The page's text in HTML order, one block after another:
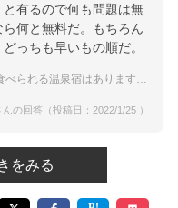
有るので何も問題は無
何と無料だ。もちろん
っちも早いもの順だ。
られる温泉宿はありますか？
の回答（投稿日：2022/1/25 ）
をみる